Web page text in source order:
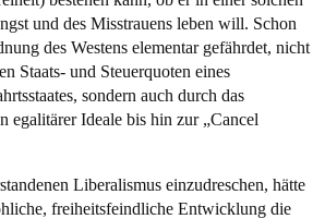
und des Misstrauens leben will. Schon
des Westens elementar gefährdet, nicht
Staats- und Steuerquoten eines
sondern auch durch das
egalitärer Ideale bis hin zur „Cancel
Liberalismus einzudreschen, hätte
freiheitsfeindliche Entwicklung die